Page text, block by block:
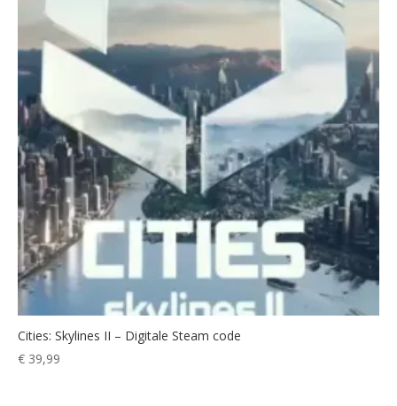
Cities: Skylines II – Digitale Steam code
€ 39,99